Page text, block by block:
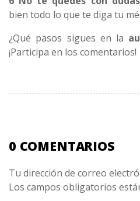
bien todo lo que te diga tu
¿Qué pasos sigues en la
¡Participa en los comentarios!
0 COMENTARIOS
Tu dirección de correo
Los campos obligatorios